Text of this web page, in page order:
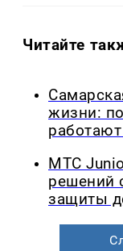
Читайте
жизни:
МТС
решений
защиты